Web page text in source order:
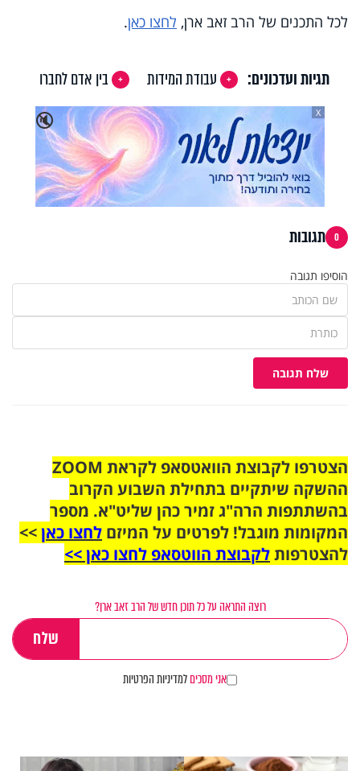
לכל התכנים של הרב זאב ארן, לחצו כאן.
תגיות ועדכונים: עבודת המידות
בין אדם לחברו
🔇
X
0 תגובות
הוסיפו תגובה
שלח תגובה
הצטרפו לקבוצת הוואטסאפ לקראת ZOOM
ההשקה שיתקיים בתחילת השבוע הקרוב
בהשתתפות הרה"ג זמיר כהן שליט"א. מספר
המקומות מוגבל! לפרטים על המיזם לחצו כאן>>
להצטרפותלקבוצת הווטסאפ לחצו כאן >>
רוצה התראה על כל תוכן חדש של הרב זאב ארן?
אני מסכיםלמדיניות הפרטיות